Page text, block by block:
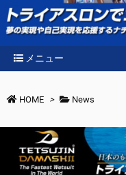
メニュー
HOME > News